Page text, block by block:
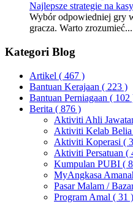
Najlepsze strategie na
Wybór odpowiedniej gry
gracza. Warto zrozumieć...
Kategori Blog
Artikel ( 467 )
Bantuan Kerajaan ( 223 )
Bantuan Perniagaan ( 102
Berita ( 876 )
Aktiviti Ahli
Aktiviti Kelab Belia
Aktiviti Koperasi (
Aktiviti Persatuan (
Kumpulan PUBI (
MyAngkasa
Pasar Malam /
Program Amal ( 31 )